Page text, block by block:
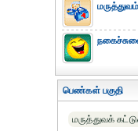
மருத்துவம்
பெண்கள் பகுதி
மருத்துவக்